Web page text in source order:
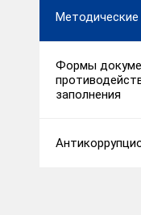
Формы
заполнения